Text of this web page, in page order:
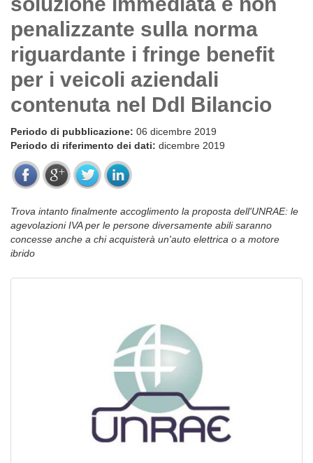
penalizzante sulla norma
riguardante i fringe benefit
per i veicoli aziendali
contenuta nel Ddl Bilancio
Periodo di pubblicazione: 06 dicembre 2019
Periodo di riferimento dei dati: dicembre 2019
Trova intanto finalmente accoglimento la proposta dell'UNRAE: le
agevolazioni IVA per le persone diversamente abili saranno
concesse anche a chi acquisterà un'auto elettrica o a motore
ibrido